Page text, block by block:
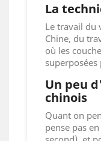
La
Le travail du
Chine, du
où les
superposées
Un peu
chinois
Quant on
pense pas